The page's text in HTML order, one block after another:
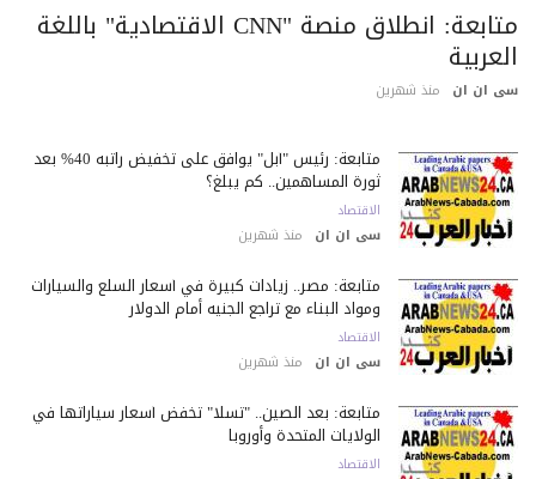
متابعة: انطلاق منصة "CNN الاقتصادية" باللغة
ان ان منذ شهرين
متابعة: رئيس "آبل" يوافق على تخفيض راتبه 40% بعد
ثورة المساهمين.. كم يبلغ؟
الاقتصاد
سى ان ان منذ شهرين
متابعة: مصر.. زيادات كبيرة في أسعار السلع والسيارات
ومواد البناء مع تراجع الجنيه أمام الدولار
الاقتصاد
سى ان ان منذ شهرين
متابعة: بعد الصين.. "تسلا" تخفض أسعار سياراتها في
الولايات المتحدة وأوروبا
الاقتصاد